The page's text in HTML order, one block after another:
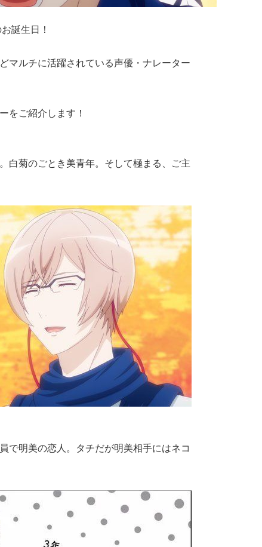
誕生日！
マルチに活躍されている声優・ナレーター
をご紹介します！
白菊のごとき美青年。そして極まる、ご主
で明美の恋人。タチだが明美相手にはネコ